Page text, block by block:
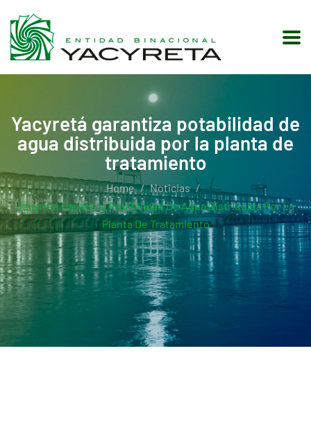
Yacyretá garantiza potabilidad de
agua distribuida por la planta de
tratamiento
Home
Noticias
Yacyretá Garantiza Potabilidad De Agua Distribuida Por La
Planta De Tratamiento